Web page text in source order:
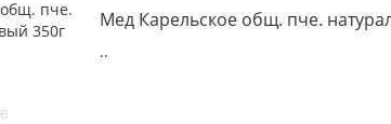
Мед Карельское общ. пче.
..